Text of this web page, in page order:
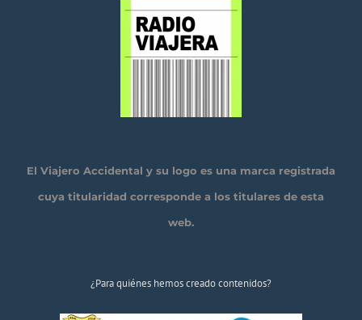
El Viajero Accidental y su logo es una marca registrada
cuya titularidad corresponde a los titulares de esta
web.
¿Para quiénes hemos creado contenidos?